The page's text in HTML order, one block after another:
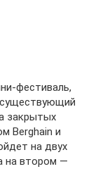
фестиваль,
закрытых
Berghain и
на двух
на втором —